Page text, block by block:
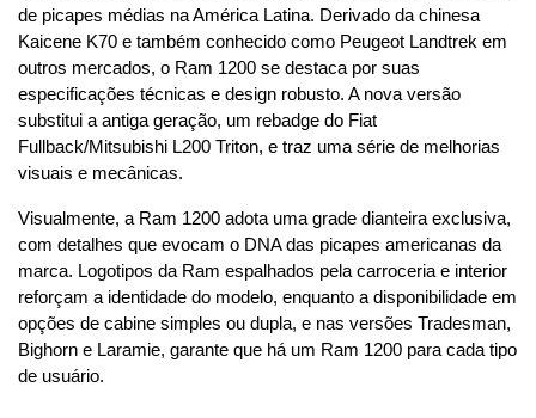
de picapes médias na América Latina. Derivado da chinesa
Kaicene K70 e também conhecido como Peugeot Landtrek em
outros mercados, o Ram 1200 se destaca por suas
especificações técnicas e design robusto. A nova versão
substitui a antiga geração, um rebadge do Fiat
Fullback/Mitsubishi L200 Triton, e traz uma série de melhorias
visuais e mecânicas.
Visualmente, a Ram 1200 adota uma grade dianteira exclusiva,
com detalhes que evocam o DNA das picapes americanas da
marca. Logotipos da Ram espalhados pela carroceria e interior
reforçam a identidade do modelo, enquanto a disponibilidade em
opções de cabine simples ou dupla, e nas versões Tradesman,
Bighorn e Laramie, garante que há um Ram 1200 para cada tipo
de usuário.